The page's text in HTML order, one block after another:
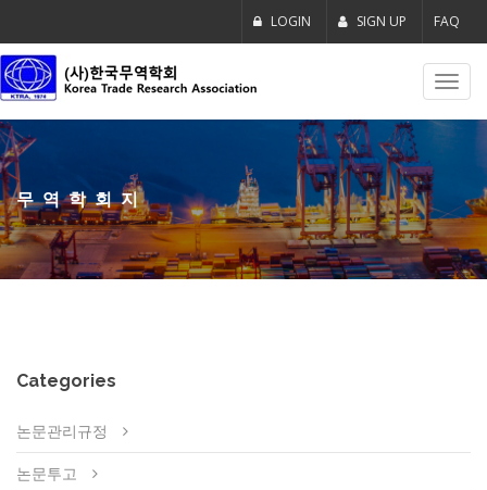
LOGIN SIGN UP FAQ
무역학회지
Categories
논문관리규정
논문투고